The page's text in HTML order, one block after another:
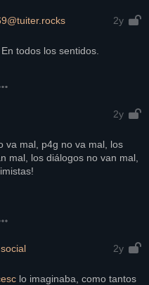
2y
todos los sentidos.
2y
va mal, p4g no va mal, los
mal, los diálogos no van mal,
2y
lo imaginaba, como tantos